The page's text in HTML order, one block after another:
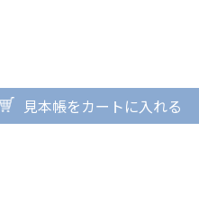
見本帳をカートに入れる